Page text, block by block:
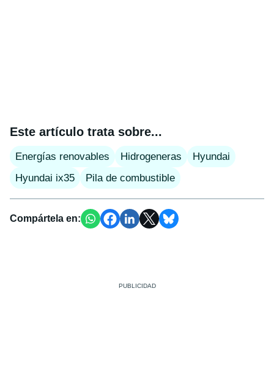
Este artículo trata sobre...
Energías renovables Hidrogeneras
Hyundai
Hyundai ix35
Pila de combustible
Compártela en: